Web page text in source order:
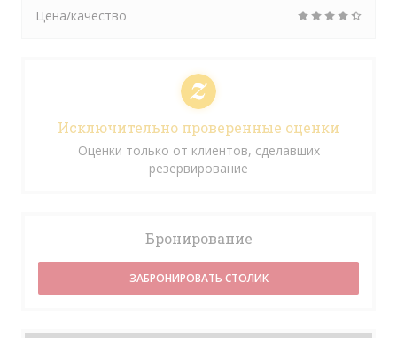
Цена/качество
Исключительно проверенные оценки
Оценки только от клиентов, сделавших
резервирование
Бронирование
ЗАБРОНИРОВАТЬ СТОЛИК